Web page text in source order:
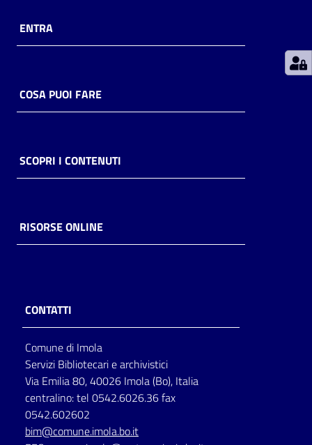
Catalogo
on line
Chiedi al
Orari
ENTRA
COSA PUOI FARE
SCOPRI I CONTENUTI
RISORSE ONLINE
CONTATTI
Comune di Imola
Servizi Bibliotecari e archivistici
Via Emilia 80, 40026 Imola (Bo), Italia
centralino: tel 0542.6026.36 fax
0542.602602
bim@comune.imola.bo.it